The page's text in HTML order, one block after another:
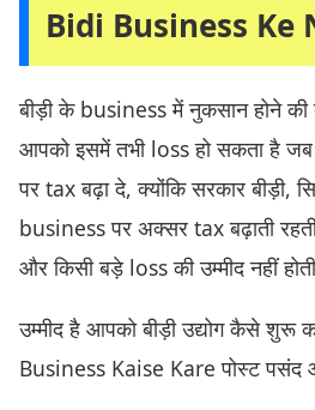
Bidi Business Ke
बीड़ी के business में नुकसान होने की
आपको इसमें तभी loss हो सकता है
पर tax बढ़ा दे, क्योंकि सरकार बीड़ी,
business पर अक्सर tax बढ़ाती
और किसी बड़े loss की उम्मीद नहीं
उम्मीद है आपको बीड़ी उद्योग कैसे
Business Kaise Kare पोस्ट पसंद